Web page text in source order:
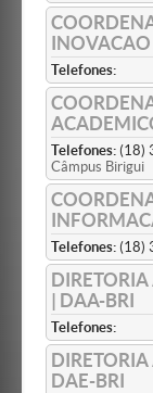
INOVACAO
Telefones:
Telefones: (18)
Câmpus Birigui
Telefones: (18)
| DAA-BRI
Telefones:
DAE-BRI